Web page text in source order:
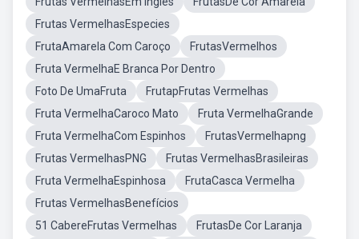
Frutas VermelhasEspecies
FrutaAmarela Com Caroço
FrutasVermelhos
Fruta VermelhaE Branca Por Dentro
Foto De UmaFruta
FrutapFrutas Vermelhas
Fruta VermelhaCaroco Mato
Fruta VermelhaGrande
Fruta VermelhaCom Espinhos
FrutasVermelhapng
Frutas VermelhasPNG
Frutas VermelhasBrasileiras
Fruta VermelhaEspinhosa
FrutaCasca Vermelha
Frutas VermelhasBenefícios
51 CabereFrutas Vermelhas
FrutasDe Cor Laranja